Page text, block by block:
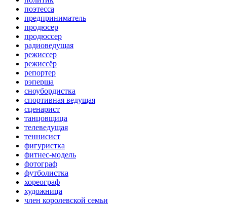
поэтесса
предприниматель
продюсер
продюссер
радиоведущая
режиссер
режиссёр
репортер
рэперша
сноубордистка
спортивная ведущая
сценарист
танцовщица
телеведущая
теннисист
фигуристка
фитнес-модель
фотограф
футболистка
хореограф
художница
член королевской семьи